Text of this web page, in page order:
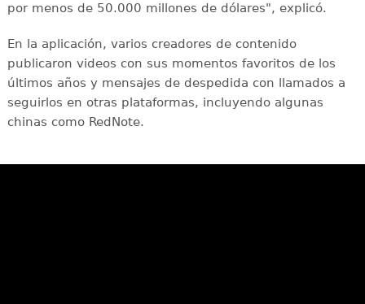
por menos de 50.000 millones de dólares", explicó.
En la aplicación, varios creadores de contenido
publicaron videos con sus momentos favoritos de los
últimos años y mensajes de despedida con llamados a
seguirlos en otras plataformas, incluyendo algunas
chinas como RedNote.